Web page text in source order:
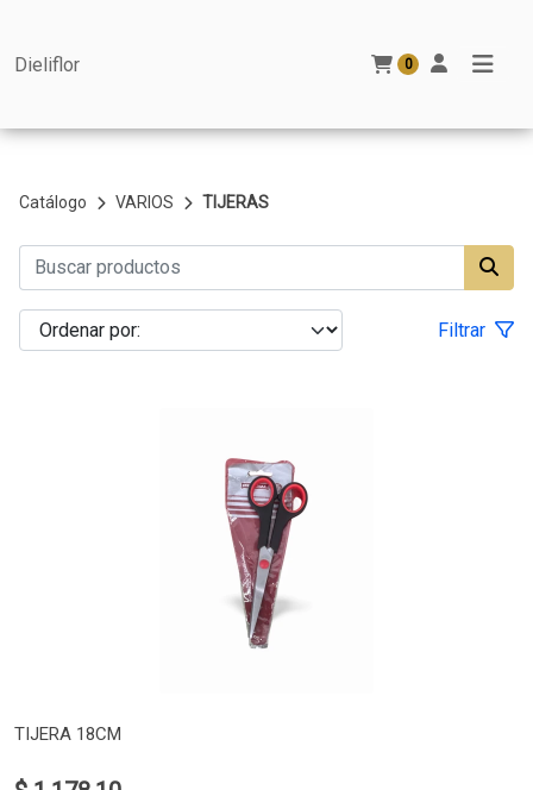
Dieliflor 0
Catálogo VARIOS TIJERAS
Filtrar
TIJERA 18CM